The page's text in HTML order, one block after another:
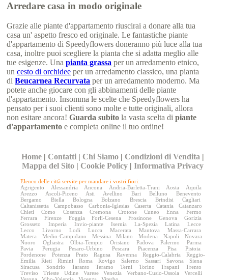
Arredare casa in modo originale
Grazie alle piante d'appartamento riuscirai a donare alla tua
casa un' aspetto fresco ed originale. Le fantastiche piante
d'appartamento di Speedyflowers doneranno più luce alla tua
casa, inoltre puoi scegliere la pianta che si adatta meglio alle
tue esigenze. Unapianta grassa per un arredamento etnico,
uncesto di orchidee per un arredamento classico, una pianta
diBeucarnea Recurvata per un arredamento moderno. Ma
potete anche giocare con gli abbinamenti delle piante
d'appartamento. Insomma le scelte che Speedyflowers ha
pensato per i suoi clienti sono molte e tutte originali, allora
non esitare ancora!Guarda subito la vasta scelta di piante
d'appartamento e completa online il tuo ordine!
Home | Contatti | Chi Siamo | Condizioni di Vendita |
Mappa del Sito | Cookie Policy |Informativa Privacy
Elenco delle città servite per mandare i vostri fiori:
Agrigento
Alessandria Ancona Andria-Barletta-Trani Aosta
Aquila
Arezzo
Ascoli-Piceno Asti Avellino Bari Belluno
Benevento
Bergamo
Biella Bologna Bolzano Brescia Brindisi
Cagliari
Caltanissetta
Campobasso Carbonia-Iglesias Caserta Catania
Catanzaro
Chieti
Como Cosenza Cremona Crotone Cuneo Enna
Fermo
Ferrara
Firenze Foggia Forlì-Cesena Frosinone Genova
Gorizia
Grosseto
Imperia Invio-piante Isernia La-Spezia Latina
Lecce
Lecco
Livorno Lodi Lucca Macerata Mantova
Massa-Carrara
Matera
Medio-Campidano Messina Milano Modena Napoli
Novara
Nuoro
Ogliastra Olbia-Tempio Oristano Padova Palermo
Parma
Pavia
Perugia Pesaro-Urbino Pescara Piacenza Pisa
Pistoia
Pordenone
Potenza Prato Ragusa Ravenna Reggio-Calabria
Reggio-
Emilia
Rieti Rimini Roma Rovigo Salerno Sassari Savona
Siena
Siracusa
Sondrio Taranto Teramo Terni Torino Trapani
Trento
Treviso
Trieste Udine Varese Venezia Verbano-Cusio-Ossola
Vercelli
Verona
Vibo-Valentia Vicenza Viterbo